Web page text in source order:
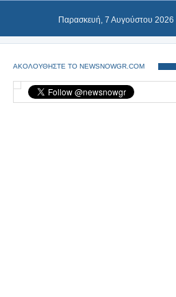
Παρασκευή, 7 Αυγούστου 2026
ΑΚΟΛΟΥΘΗΣΤΕ ΤΟ NEWSNOWGR.COM